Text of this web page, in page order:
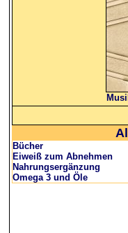
Bücher
Eiweiß zum Abnehmen
Nahrungsergänzung
Omega 3 und Öle